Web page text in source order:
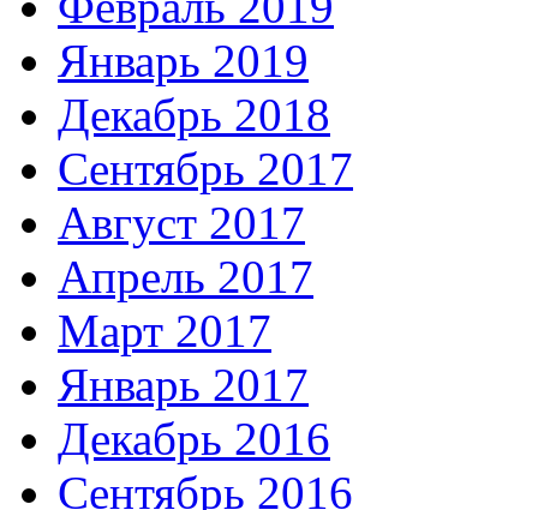
Январь 2019
Декабрь 2018
Сентябрь 2017
Август 2017
Апрель 2017
Март 2017
Январь 2017
Декабрь 2016
Сентябрь 2016